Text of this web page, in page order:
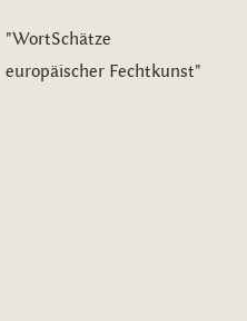
"WortSchätze
europäischer Fechtkunst"